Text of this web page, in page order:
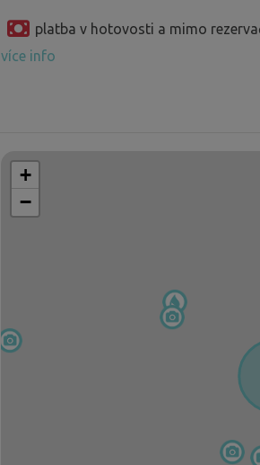
platba v hotovosti a mimo
více info
+
−